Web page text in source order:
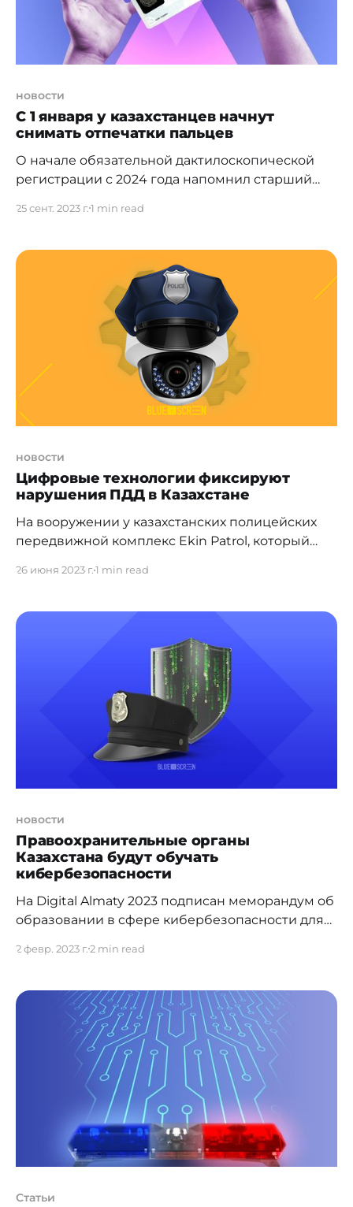
новости
С 1 января у казахстанцев начнут
снимать отпечатки пальцев
О начале обязательной дактилоскопической
регистрации с 2024 года напомнил старший
МВД РК Нуржан Джанабаев. Кто подлежит
граждане республики и постоянно
проживающие в ней иностранцы, кроме детей
в возрасте до 12 лет. Как это будет происходить?
Снятие отпечатков пальцев будет проводиться
в ЦОНах при
25 сент. 2023 г.1 min read
новости
Цифровые технологии фиксируют
нарушения ПДД в Казахстане
На вооружении у казахстанских полицейских
передвижной комплекс Ekin Patrol, который
общественной безопасности в партнерстве с
обществом: проблемы и пути решения". Где
представитель МВД Шугыла Турлыбек
рассказала [https://www.inform.kz/ru/kakie-
tehnologii-nahodyatsya-na-vooruzhenii-u-
kazahstanskih-policeyskih_a4083141] о
26 июня 2023 г.1 min read
новости
Правоохранительные органы
Казахстана будут обучать
кибербезопасности
На Digital Almaty 2023 подписан меморандум об
образовании в сфере кибербезопасности для
Четырехстороннее соглашение в рамках
и финансовых технологий Национального
Банка Республики Казахстан", Binance Казахстан
Международный технопарк Astana Hub и
Академия правоохранительных органов при
Генеральной прокуратуре Республики
Казахстан. В рамках совместной деятельности
2 февр. 2023 г.2 min read
Статьи